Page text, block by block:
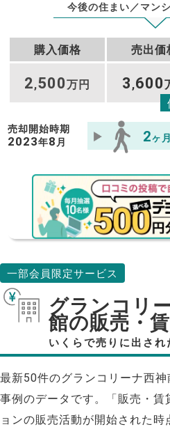
今後の住まい／マン
購入価格 売出価
2,500万円 3 ,600
売却開始時期
2023年8 月 2ヶ月
一部会員限定サービス
グランコリ
館の販売・
いくらで売りに出され
最新50件のグランコリーナ西
事例のデータです。「販売・賃
ョンの販売活動が開始された時